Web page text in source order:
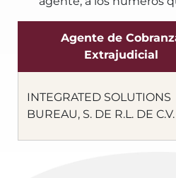
Agente de
Extrajudicial
INTEGRATED SOLUTIONS
BUREAU, S. DE R.L. DE C.V.